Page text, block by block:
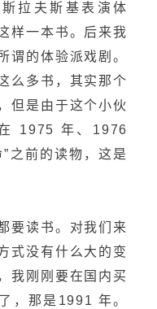
拉夫斯基表演体
样一本书。后来我
谓的体验派戏剧。
么多书，其实那个
但是由于这个小伙
1975 年、1976
之前的读物，这是
要读书。对我们来
式没有什么大的变
我刚刚要在国内买
，那是1991 年。